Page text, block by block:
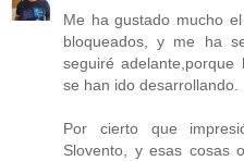
Me ha gustado mucho
bloqueados, y me ha
seguiré
se han ido desarrollando.
Por cierto que
Slovento, y esas cosas